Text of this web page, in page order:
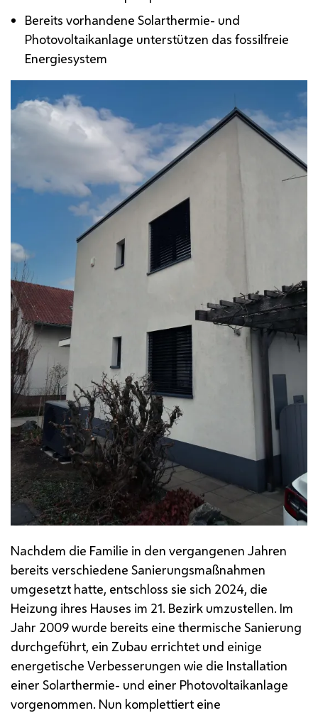
Bereits vorhandene Solarthermie- und
Photovoltaikanlage unterstützen das fossilfreie
Energiesystem
Nachdem die Familie in den vergangenen Jahren
bereits verschiedene Sanierungsmaßnahmen
umgesetzt hatte, entschloss sie sich 2024, die
Heizung ihres Hauses im 21. Bezirk umzustellen. Im
Jahr 2009 wurde bereits eine thermische Sanierung
durchgeführt, ein Zubau errichtet und einige
energetische Verbesserungen wie die Installation
einer Solarthermie- und einer Photovoltaikanlage
vorgenommen. Nun komplettiert eine